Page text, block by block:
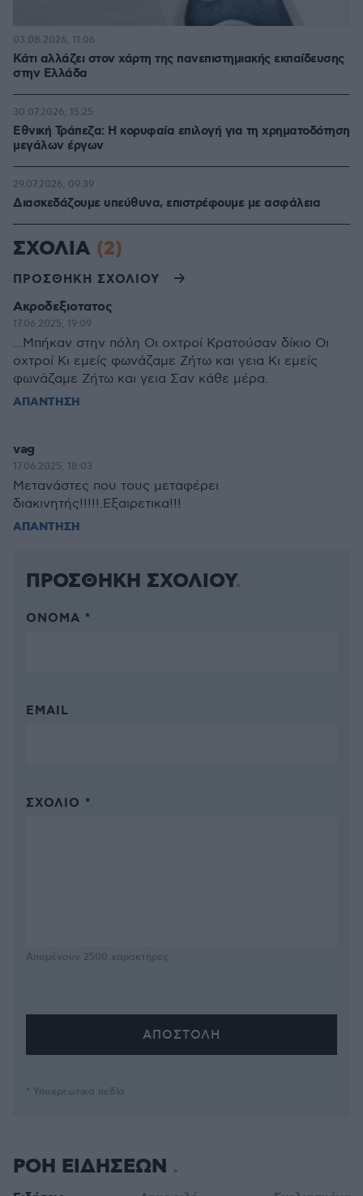
Κάτι αλλάζει στον χάρτη της πανεπιστημιακής εκπαίδευσης
στην Ελλάδα
03.08.2026, 11:06
Εθνική Τράπεζα: Η κορυφαία επιλογή για τη χρηματοδότηση
μεγάλων έργων
30.07.2026, 15:25
Διασκεδάζουμε υπεύθυνα, επιστρέφουμε με ασφάλεια
29.07.2026, 09:39
ΣΧΟΛΙΑ (2)
ΠΡΟΣΘΗΚΗ ΣΧΟΛΙΟΥ
Ακροδεξιοτατος
17.06.2025, 19:09
...Μπήκαν στην πόλη Οι οχτροί Κρατούσαν δίκιο Οι
οχτροί Κι εμείς φωνάζαμε Ζήτω και γεια Κι εμείς
φωνάζαμε Ζήτω και γεια Σαν κάθε μέρα.
ΑΠΑΝΤΗΣΗ
vag
17.06.2025, 18:03
Μετανάστες που τους μεταφέρει
διακινητής!!!!!.Εξαιρετικα!!!
ΑΠΑΝΤΗΣΗ
ΠΡΟΣΘΗΚΗ ΣΧΟΛΙΟΥ
ΌΝΟΜΑ *
EMAIL
ΣΧΌΛΙΟ *
Απομένουν 2500 χαρακτήρες
* Υποχρεωτικά πεδία
ΡΟΗ ΕΙΔΗΣΕΩΝ